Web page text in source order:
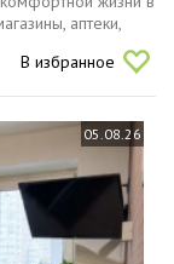
аптеки,
моря 3 часа...
В избранное
05.08.26